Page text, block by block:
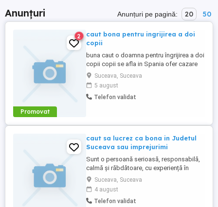
Anunțuri Anunțuri pe pagină: 20 50
Promovat
2
caut bona pentru ingrijirea a doi
copii
buna caut o doamna pentru îngrijirea a doi
copii copii se afla in Spania ofer cazare
gratis și trei mese pe zi gratis pentru mai
multe informații sunați la numărul
Suceava, Suceava
5 august
Telefon validat
caut sa lucrez ca bona in Judetul
Suceava sau imprejurimi
Sunt o persoană serioasă, responsabilă,
calmă și răbdătoare, cu experiență în
îngrijirea copiilor. Îmi place să petrec timp
cu cei mici și să le ofer un mediu sigur,
liniștit și plin de grijă. Pot ajuta cu
supravegherea copilului, pregătirea
Suceava, Suceava
4 august
Telefon validat